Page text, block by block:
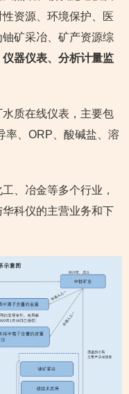
资源、环境保护、医
矿采冶、矿产资源综
仪器仪表、分析计量监
质在线仪表，主要包
率、ORP、酸碱盐、溶
、冶金等多个行业，
科仪的主营业务和下